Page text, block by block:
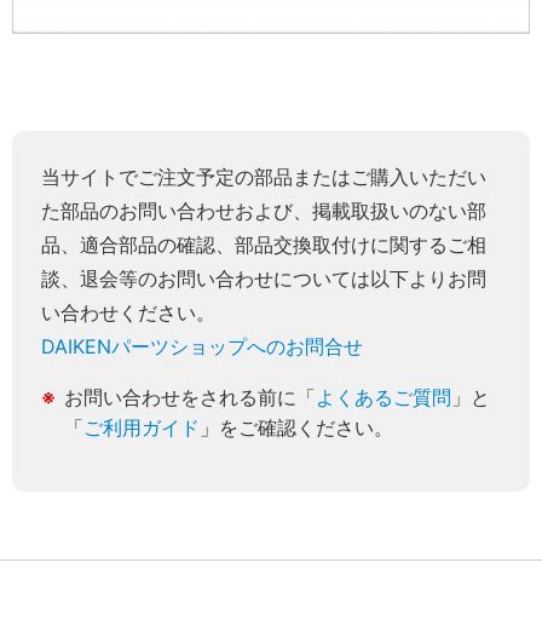
当サイトでご注文予定の部品またはご購入いただい
た部品のお問い合わせおよび、掲載取扱いのない部
品、適合部品の確認、部品交換取付けに関するご相
談、退会等のお問い合わせについては以下よりお問
い合わせください。
DAIKENパーツショップへのお問合せ
お問い合わせをされる前に「よくあるご質問 」と
「ご利用ガイド 」をご確認ください。